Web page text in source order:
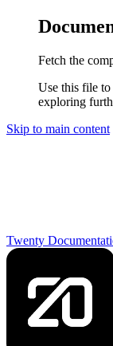
Fetch the
Use this file to
exploring
Skip to main content
Twenty